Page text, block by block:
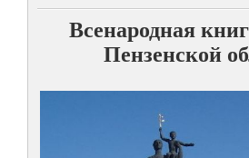
Всенародная
Пензенской